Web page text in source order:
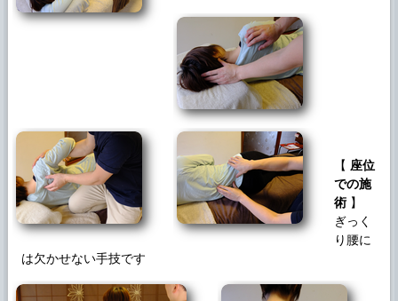
【 座位
での施
術】
ぎっく
り腰に
は欠かせない手技です